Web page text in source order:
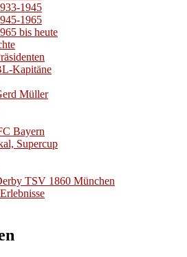
1945
1965
bis heute
Kapitäne
Müller
Bayern
Supercup
TSV 1860 München